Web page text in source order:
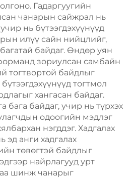
Гадаргуугийн
чанарын сайжрал нь
нь бүтээгдэхүүнүүд
илүү сайн нийцлийг,
байдаг. Өндөр уян
зориулсан самбайн
тогтвортой байдлыг
тогтмол
хангасан байдаг.
бага байдаг, учир нь түрхэх
одоогийн мэдлэг
нэгддэг. Хадгалах
эд анги хадгалах
төвөгтэй байдлыг
найрлагууд урт
шинж чанарыг